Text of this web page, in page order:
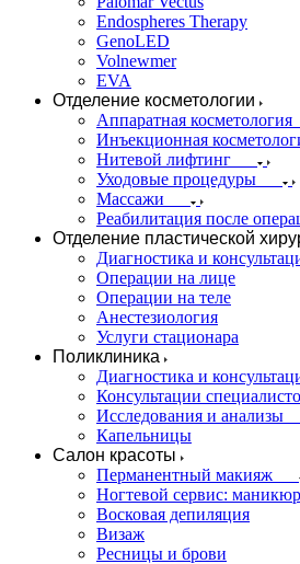
Endospheres Therapy
GenoLED
Volnewmer
EVA
Отделение косметологии
Аппаратная косметология
Инъекционная
Нитевой лифтинг
Уходовые процедуры
Массажи
Реабилитация после
Отделение пластической
Диагностика и
Операции на лице
Операции на теле
Анестезиология
Услуги стационара
Поликлиника
Диагностика и
Консультации
Исследования и анализы
Капельницы
Салон красоты
Перманентный макияж
Ногтевой сервис:
Восковая депиляция
Визаж
Ресницы и брови